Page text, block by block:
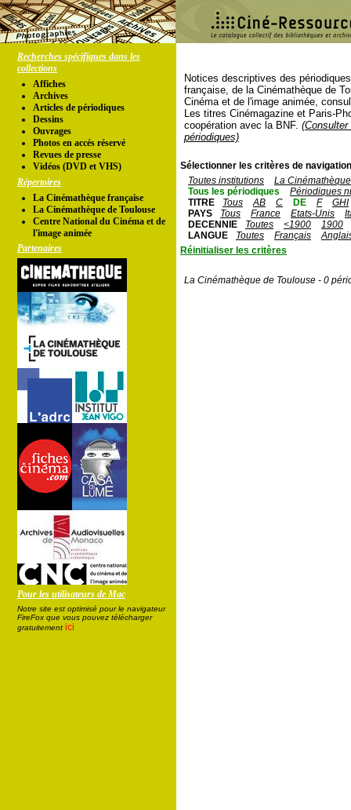
Recherches spécifiques dans les
collections
Affiches
Archives
Articles de périodiques
Dessins
Ouvrages
Photos en accés réservé
Revues de presse
Vidéos (DVD et VHS)
Répertoires
La Cinémathèque française
La Cinémathèque de Toulouse
Centre National du Cinéma et de
l'image animée
Partenaires
Pour les utilisateurs de Mac
Notre site est optimisé pour le navigateur
FireFox que vous pouvez télécharger
gratuitement ici
Notices descriptives des
française, de la Cinémathèque de
Cinéma et de l'image animée,
Les titres Cinémagazine et Paris-
coopération avec la BNF.
périodiques)
Sélectionner les critères de
Toutes institutions
La
Tous les périodiques
Périodiques
TITRE
Tous AB C DE F
GHI
PAYS
Tous France Etats-Unis
DECENNIE
Toutes <1900
1900
LANGUE
Toutes Français
Réinitialiser les critères
La Cinémathèque de Toulouse - 0